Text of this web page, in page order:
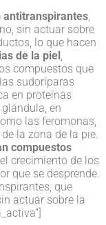
antitranspirantes,
sin actuar sobre
lo que hacen
de la piel ,
compuestos que
sudoríparas
en proteínas
en
las feromonas,
la zona de la pie.
compuestos
crecimiento de los
que se desprende.
que
actuar sobre la